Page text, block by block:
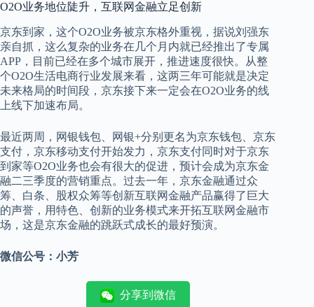
O2O业务地位陡升，互联网金融立足创新
京东到家，这个O2O业务被京东格外重视，据说刘强东
亲自抓，这么复杂的业务在几个月内就已经推出了专属
APP，目前已经在多个城市展开，推进速度很快。从整
个O2O生活电商行业发展来看，这两三年可能就是决定
未来格局的时间段，京东接下来一定会在O2O业务的线
上线下加速布局。
最近两周，网银钱包、网银+分别更名为京东钱包、京东
支付，京东移动支付开始发力，京东支付同时对于京东
到家等O2O业务也会有很大的促进，预计会成为京东金
融二三季度的营销重点。过去一年，京东金融通过众
筹、白条、股权众筹等创新互联网金融产品赢得了巨大
的声誉，用特色、创新的业务模式来开拓互联网金融市
场，这是京东金融的跳跃式成长的最好预演。
微信公号：小芳
分享到微信